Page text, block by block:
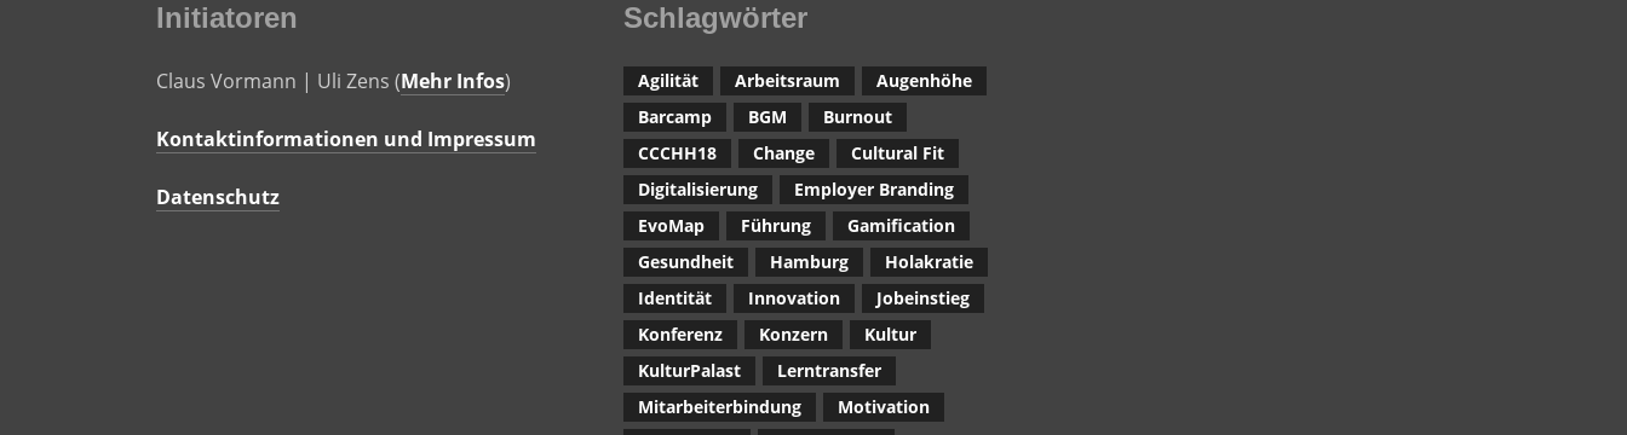
Initiatoren
Claus Vormann | Uli Zens (Mehr Infos)
Kontaktinformationen und Impressum
Datenschutz
Schlagwörter
Agilität Arbeitsraum
Augenhöhe
Barcamp
BGM
Burnout
CCCHH18
Change
Cultural Fit
Digitalisierung
Employer Branding
EvoMap
Führung
Gamification
Gesundheit
Hamburg
Holakratie
Identität
Innovation
Jobeinstieg
Konferenz
Konzern
Kultur
KulturPalast
Lerntransfer
Mitarbeiterbindung
Motivation